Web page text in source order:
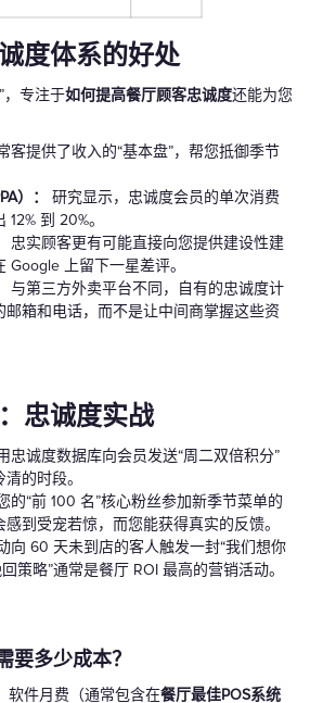
度体系的好处
，专注于如何提高餐厅顾客忠诚度还能为您
客提供了收入的“基本盘”，帮您抵御季节
）：
研究显示，忠诚度会员的单次消费
到 20%。
忠实顾客更有可能直接向您提供建设性建
Google 上留下一星差评。
与第三方外卖平台不同，自有的忠诚度计
邮箱和电话，而不是让中间商掌握这些资
忠诚度实战
忠诚度数据库向会员发送“周二双倍积分”
的时段。
的“前 100 名”核心粉丝参加新季节菜单的
到受宠若惊，而您能获得真实的反馈。
向 60 天未到店的客人触发一封“我们想你
策略”通常是餐厅 ROI 最高的营销活动。
要多少成本？
软件月费（通常包含在餐厅最佳POS系统